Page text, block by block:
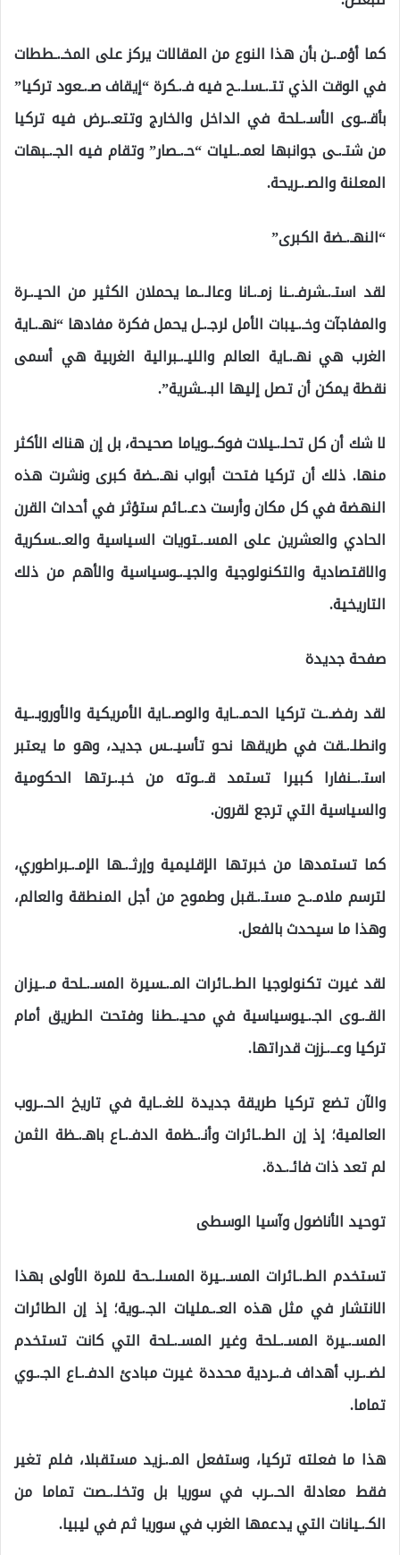
كما أؤمـ.ـن بأن هذا النوع من المقالات يركز على المخـ.ـططات
في الوقت الذي تتـ.ـسلـ.ـح فيه فـ.ـكرة “إيقاف صـ.ـعود تركيا”
بأقـ.ـوى الأسـ.ـلحة في الداخل والخارج وتتعـ.ـرض فيه تركيا
من شتـ.ـى جوانبها لعمـ.ـليات “حـ.ـصار” وتقام فيه الجـ.ـبهات
المعلنة والصـ.ـريحة.
“النهـ.ـضة الكبرى”
لقد استـ.ـشرفـ.ـنا زمـ.ـانا وعالـ.ـما يحملان الكثير من الحيـ.ـرة
والمفاجآت وخـ.ـيبات الأمل لرجـ.ـل يحمل فكرة مفادها “نهـ.ـاية
الغرب هي نهـ.ـاية العالم والليـ.ـبرالية الغربية هي أسمى
نقطة يمكن أن تصل إليها البـ.ـشرية”.
لا شك أن كل تحلـ.ـيلات فوكـ.ـوياما صحيحة، بل إن هناك الأكثر
منها. ذلك أن تركيا فتحت أبواب نهـ.ـضة كبرى ونشرت هذه
النهضة في كل مكان وأرست دعـ.ـائم ستؤثر في أحداث القرن
الحادي والعشرين على المسـ.ـتويات السياسية والعـ.ـسكرية
والاقتصادية والتكنولوجية والجيـ.ـوسياسية والأهم من ذلك
التاريخية.
صفحة جديدة
لقد رفضـ.ـت تركيا الحمـ.ـاية والوصـ.ـاية الأمريكية والأوروبـ.ـية
وانطلـ.ـقت في طريقها نحو تأسيـ.ـس جديد، وهو ما يعتبر
استـ.ــنفارا كبيرا تستمد قـ.ـوته من خبـ.ـرتها الحكومية
والسياسية التي ترجع لقرون.
كما تستمدها من خبرتها الإقليمية وإرثـ.ـها الإمـ.ـبراطوري،
لترسم ملامـ.ـح مستـ.ـقبل وطموح من أجل المنطقة والعالم،
وهذا ما سيحدث بالفعل.
لقد غيرت تكنولوجيا الطـ.ـائرات المـ.ـسيرة المسـ.ـلحة مـ.ـيزان
القـ.ـوى الجـ.ـيوسياسية في محيـ.ـطنا وفتحت الطريق أمام
تركيا وعــ.ـززت قدراتها.
والآن تضع تركيا طريقة جديدة للغـ.ـاية في تاريخ الحـ.ـروب
العالمية؛ إذ إن الطـ.ـائرات وأنـ.ـظمة الدفـ.ـاع باهـ.ـظة الثمن
لم تعد ذات فائـ.ـدة.
توحيد الأناضول وآسيا الوسطى
تستخدم الطـ.ـائرات المسـ.ـيرة المسلـ.ـحة للمرة الأولى بهذا
الانتشار في مثل هذه العـ.ـمليات الجـ.ـوية؛ إذ إن الطائرات
المسـ.ـيرة المسـ.ـلحة وغير المسـ.ـلحة التي كانت تستخدم
لضـ.ـرب أهداف فـ.ـردية محددة غيرت مبادئ الدفـ.ـاع الجـ.ـوي
تماما.
هذا ما فعلته تركيا، وستفعل المـ.ـزيد مستقبلا، فلم تغير
فقط معادلة الحـ.ـرب في سوريا بل وتخلـ.ـصت تماما من
الكـ.ـيانات التي يدعمها الغرب في سوريا ثم في ليبيا.